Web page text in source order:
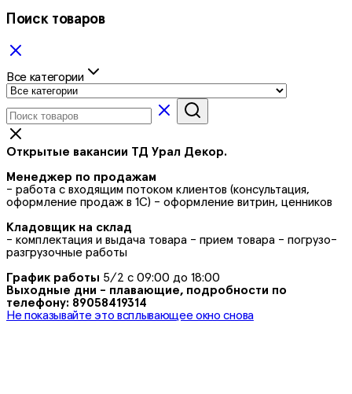
Поиск товаров
Все категории
Открытые вакансии ТД Урал Декор.
Менеджер по продажам
- работа с входящим потоком клиентов (консультация,
оформление продаж в 1С) - оформление витрин, ценников
Кладовщик на склад
- комплектация и выдача товара - прием товара - погрузо-
разгрузочные работы
График работы 5/2 с 09:00 до 18:00
Выходные дни - плавающие, подробности по
телефону: 89058419314
Не показывайте это всплывающее окно снова